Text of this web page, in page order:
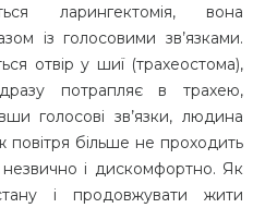
ларингектомія, вона
із голосовими зв’язками.
отвір у шиї (трахеостома),
потрапляє в трахею,
голосові зв’язки, людина
повітря більше не проходить
і дискомфортно. Як
і продовжувати жити